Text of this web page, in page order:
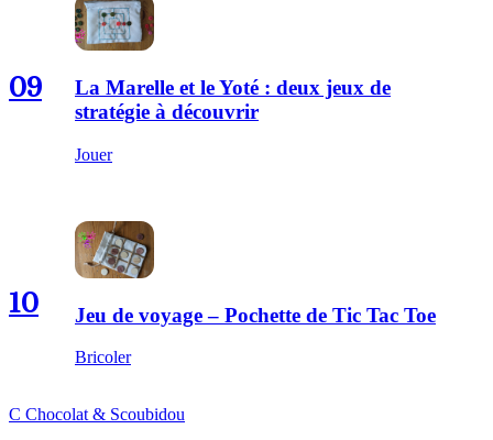
09
La Marelle et le Yoté : deux jeux de
stratégie à découvrir
Jouer
10 Jeu de voyage – Pochette de Tic Tac Toe
Bricoler
C Chocolat & Scoubidou